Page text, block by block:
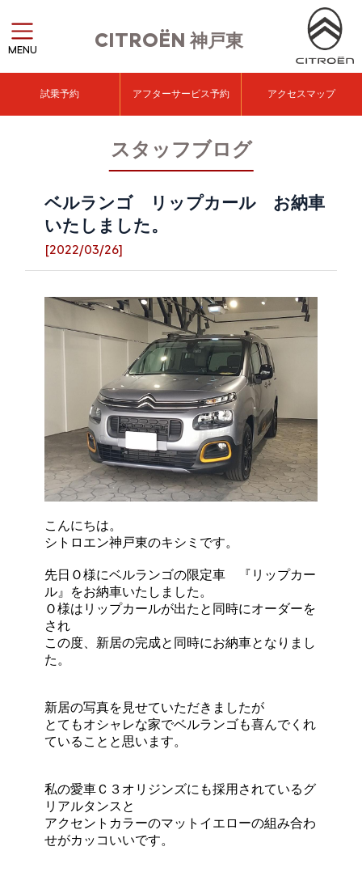
CITROËN神戸東
MENU
試乗予約 アフターサービス予約 アクセスマップ
スタッフブログ
ベルランゴ リップカール お納車
いたしました。
[2022/03/26]
こんにちは。
シトロエン神戸東のキシミです。
先日Ｏ様にベルランゴの限定車 『リップカー
ル』をお納車いたしました。
Ｏ様はリップカールが出たと同時にオーダーを
され
この度、新居の完成と同時にお納車となりまし
た。
新居の写真を見せていただきましたが
とてもオシャレな家でベルランゴも喜んでくれ
ていることと思います。
私の愛車Ｃ３オリジンズにも採用されているグ
リアルタンスと
アクセントカラーのマットイエローの組み合わ
せがカッコいいです。